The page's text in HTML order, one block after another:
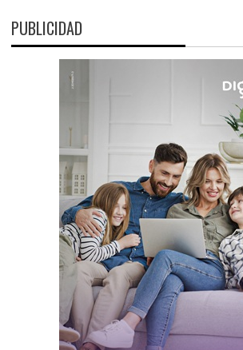
PUBLICIDAD